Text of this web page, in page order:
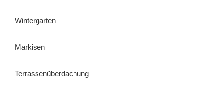
Wintergarten
Markisen
Terrassenüberdachung